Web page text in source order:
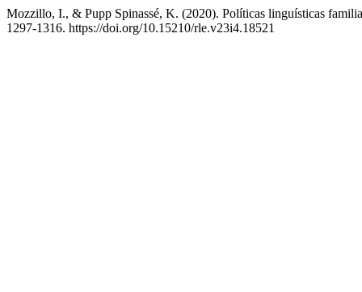
Mozzillo, I., & Pupp Spinassé, K. (2020). Políticas linguísticas
1297-1316. https://doi.org/10.15210/rle.v23i4.18521